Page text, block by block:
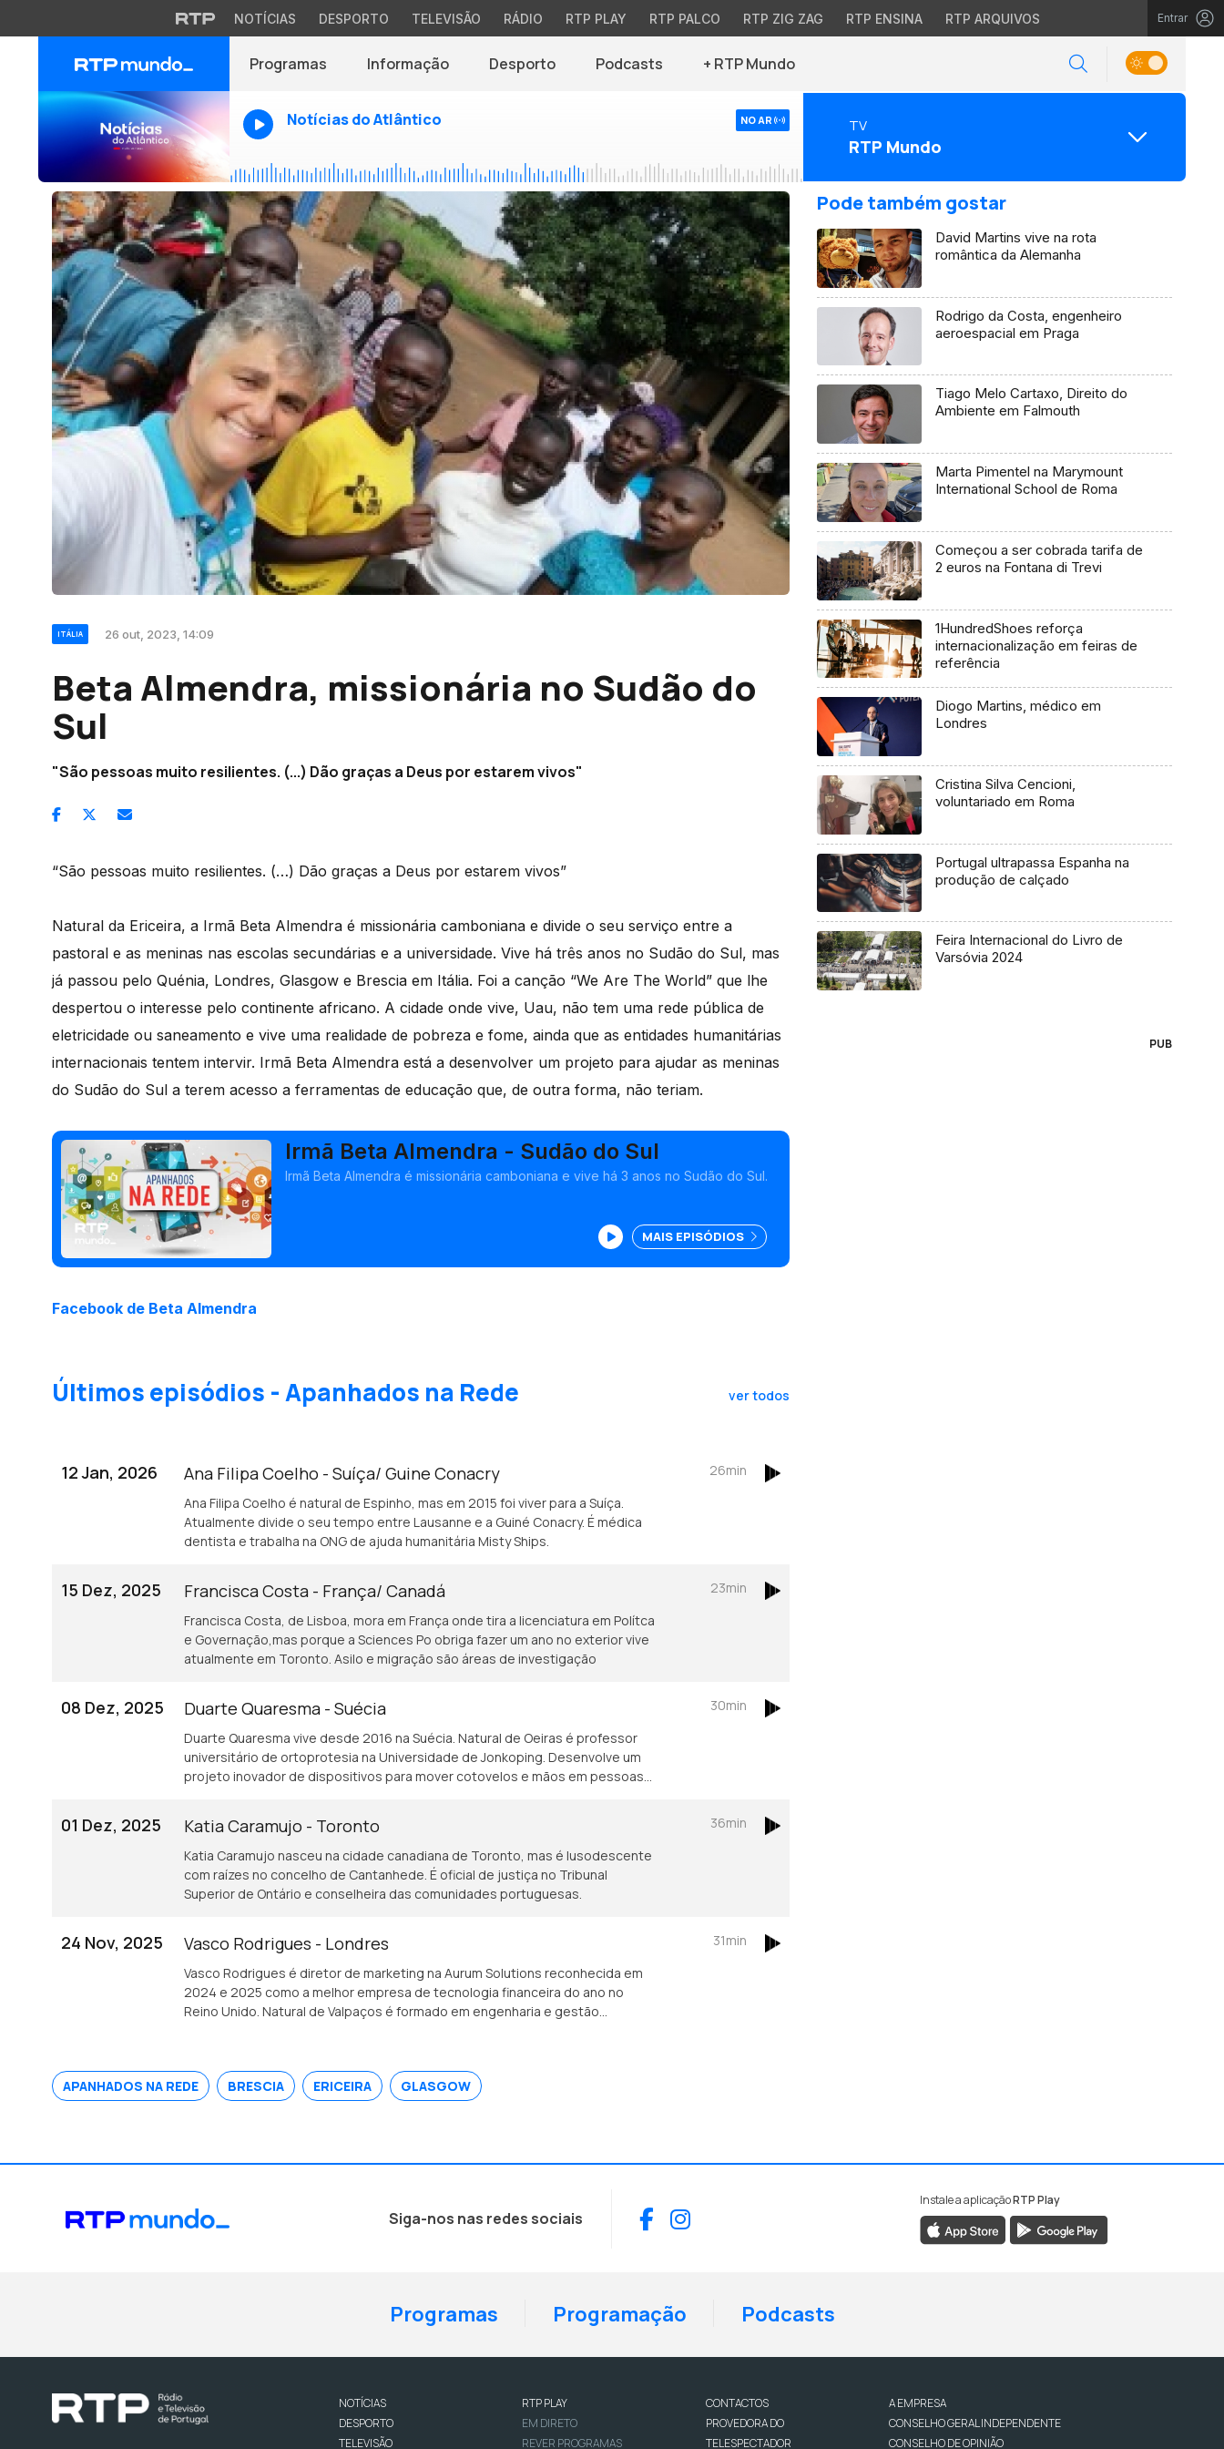
NOTÍCIAS DESPORTO TELEVISÃO RÁDIO RTP PLAY RTP PALCO RTP ZIG ZAG RTP ENSINA RTP ARQUIVOS Entrar
Programas Informação Desporto Podcasts + RTP Mundo
Notícias do Atlântico NO AR TV
RTP Mundo
ITÁLIA 26 out, 2023, 14:09
Beta Almendra, missionária no Sudão do
Sul
"São pessoas muito resilientes. (...) Dão graças a Deus por estarem vivos"
“São pessoas muito resilientes. (…) Dão graças a Deus por estarem vivos”
Natural da Ericeira, a Irmã Beta Almendra é missionária camboniana e divide o seu serviço entre a
pastoral e as meninas nas escolas secundárias e a universidade. Vive há três anos no Sudão do Sul, mas
já passou pelo Quénia, Londres, Glasgow e Brescia em Itália. Foi a canção “We Are The World” que lhe
despertou o interesse pelo continente africano. A cidade onde vive, Uau, não tem uma rede pública de
eletricidade ou saneamento e vive uma realidade de pobreza e fome, ainda que as entidades humanitárias
internacionais tentem intervir. Irmã Beta Almendra está a desenvolver um projeto para ajudar as meninas
do Sudão do Sul a terem acesso a ferramentas de educação que, de outra forma, não teriam.
Irmã Beta Almendra - Sudão do Sul
Irmã Beta Almendra é missionária camboniana e vive há 3 anos no Sudão do Sul.
MAIS EPISÓDIOS
Facebook de Beta Almendra
Últimos episódios - Apanhados na Rede ver todos
12 Jan, 2026 Ana Filipa Coelho - Suíça/ Guine Conacry
Ana Filipa Coelho é natural de Espinho, mas em 2015 foi viver para a Suíça.
Atualmente divide o seu tempo entre Lausanne e a Guiné Conacry. É médica
dentista e trabalha na ONG de ajuda humanitária Misty Ships.
26min
15 Dez, 2025 Francisca Costa - França/ Canadá
Francisca Costa, de Lisboa, mora em França onde tira a licenciatura em Polítca
e Governação,mas porque a Sciences Po obriga fazer um ano no exterior vive
atualmente em Toronto. Asilo e migração são áreas de investigação
23min
08 Dez, 2025 Duarte Quaresma - Suécia
Duarte Quaresma vive desde 2016 na Suécia. Natural de Oeiras é professor
universitário de ortoprotesia na Universidade de Jonkoping. Desenvolve um
projeto inovador de dispositivos para mover cotovelos e mãos em pessoas
30min
01 Dez, 2025 Katia Caramujo - Toronto
Katia Caramujo nasceu na cidade canadiana de Toronto, mas é lusodescente
com raízes no concelho de Cantanhede. É oficial de justiça no Tribunal
Superior de Ontário e conselheira das comunidades portuguesas.
36min
24 Nov, 2025 Vasco Rodrigues - Londres
Vasco Rodrigues é diretor de marketing na Aurum Solutions reconhecida em
2024 e 2025 como a melhor empresa de tecnologia financeira do ano no
Reino Unido. Natural de Valpaços é formado em engenharia e gestão
31min
APANHADOS NA REDE BRESCIA ERICEIRA GLASGOW
Pode também gostar
David Martins vive na rota
romântica da Alemanha
Rodrigo da Costa, engenheiro
aeroespacial em Praga
Tiago Melo Cartaxo, Direito do
Ambiente em Falmouth
Marta Pimentel na Marymount
International School de Roma
Começou a ser cobrada tarifa de
2 euros na Fontana di Trevi
1HundredShoes reforça
internacionalização em feiras de
referência
Diogo Martins, médico em
Londres
Cristina Silva Cencioni,
voluntariado em Roma
Portugal ultrapassa Espanha na
produção de calçado
Feira Internacional do Livro de
Varsóvia 2024
PUB
Siga-nos nas redes sociais Facebook
Instagram
Instale a aplicaçãoRTP Play
Programas Programação Podcasts
NOTÍCIAS
DESPORTO
TELEVISÃO
RTP PLAY
EM DIRETO
REVER PROGRAMAS
CONTACTOS
PROVEDORA DO
TELESPECTADOR
A EMPRESA
CONSELHO GERAL INDEPENDENTE
CONSELHO DE OPINIÃO